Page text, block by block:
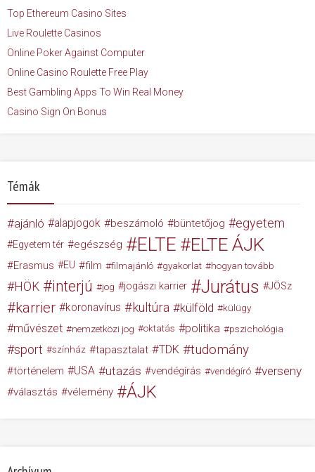
Top Ethereum Casino Sites
Live Roulette Casinos
Online Poker Against Computer
Online Casino Roulette Free Play
Best Gambling Apps To Win Real Money
Casino Sign On Bonus
Témák
ajánló alapjogok beszámoló büntetőjog egyetem
Egyetem tér egészség ELTE ELTE ÁJK
Erasmus EU film filmajánló gyakorlat hogyan tovább
HÖK interjú jog jogászi karrier Jurátus JÖSz
karrier koronavírus kultúra külföld külügy
művészet nemzetközi jog oktatás politika pszichológia
sport színház tapasztalat TDK tudomány
történelem USA utazás vendégírás vendégíró verseny
választás vélemény ÁJK